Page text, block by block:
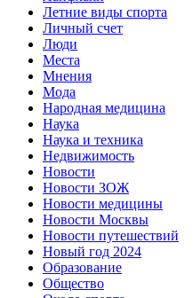
Летние виды спорта
Личный счет
Люди
Места
Мнения
Мода
Народная медицина
Наука
Наука и техника
Недвижимость
Новости
Новости ЗОЖ
Новости медицины
Новости Москвы
Новости путешествий
Новый год 2024
Образование
Общество